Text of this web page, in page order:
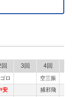
回 3回 4回
ロ
空三振
安
捕邪飛